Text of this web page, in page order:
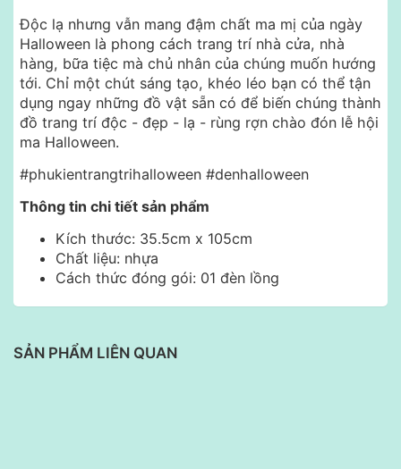
Độc lạ nhưng vẫn mang đậm chất ma mị của ngày
Halloween là phong cách trang trí nhà cửa, nhà
hàng, bữa tiệc mà chủ nhân của chúng muốn hướng
tới. Chỉ một chút sáng tạo, khéo léo bạn có thể tận
dụng ngay những đồ vật sẵn có để biến chúng thành
đồ trang trí độc - đẹp - lạ - rùng rợn chào đón lễ hội
ma Halloween.
#phukientrangtrihalloween #denhalloween
Thông tin chi tiết sản phẩm
Kích thước: 35.5cm x 105cm
Chất liệu: nhựa
Cách thức đóng gói: 01 đèn lồng
SẢN PHẨM LIÊN QUAN